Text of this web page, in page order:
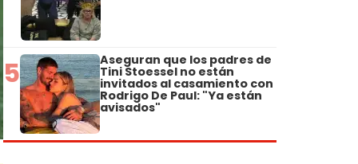
5 Aseguran que los padres de
Tini Stoessel no están
invitados al casamiento con
Rodrigo De Paul: "Ya están
avisados"